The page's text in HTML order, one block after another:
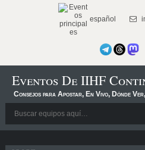
español
Eventos De IIHF
Consejos para Apostar, En Vivo, Dónde